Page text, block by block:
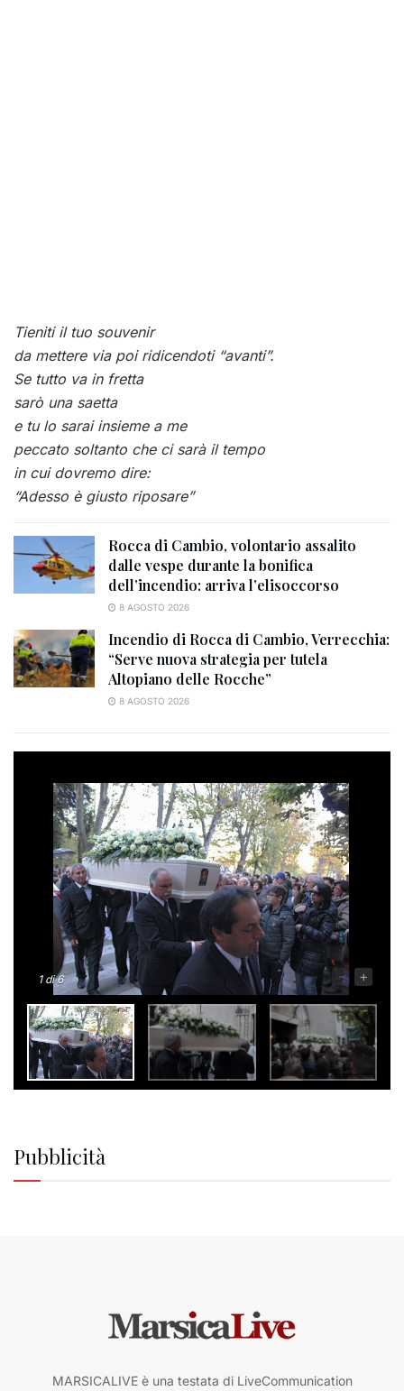
Tieniti il tuo souvenir
da mettere via poi ridicendoti “avanti”.
Se tutto va in fretta
sarò una saetta
e tu lo sarai insieme a me
peccato soltanto che ci sarà il tempo
in cui dovremo dire:
“Adesso è giusto riposare”
Rocca di Cambio, volontario assalito
dalle vespe durante la bonifica
dell’incendio: arriva l’elisoccorso
8 AGOSTO 2026
Incendio di Rocca di Cambio, Verrecchia:
“Serve nuova strategia per tutela
Altopiano delle Rocche”
8 AGOSTO 2026
1di 6 - +
Pubblicità
MARSICALIVE è una testata di LiveCommunication